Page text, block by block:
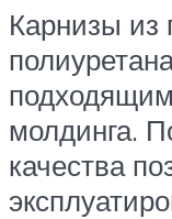
Карнизы из
молдинга.
качества